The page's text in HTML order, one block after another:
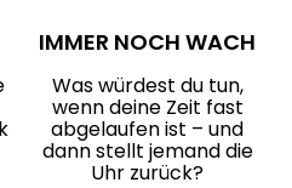
IMMER NOCH WACH
Was würdest du tun,
wenn deine Zeit fast
abgelaufen ist – und
dann stellt jemand die
Uhr zurück?